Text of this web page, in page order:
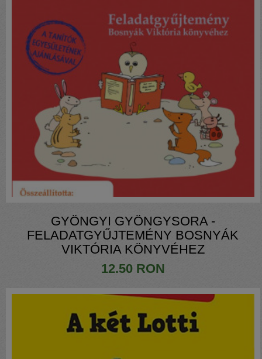
GYÖNGYI GYÖNGYSORA -
FELADATGYŰJTEMÉNY BOSNYÁK
VIKTÓRIA KÖNYVÉHEZ
12.50 RON